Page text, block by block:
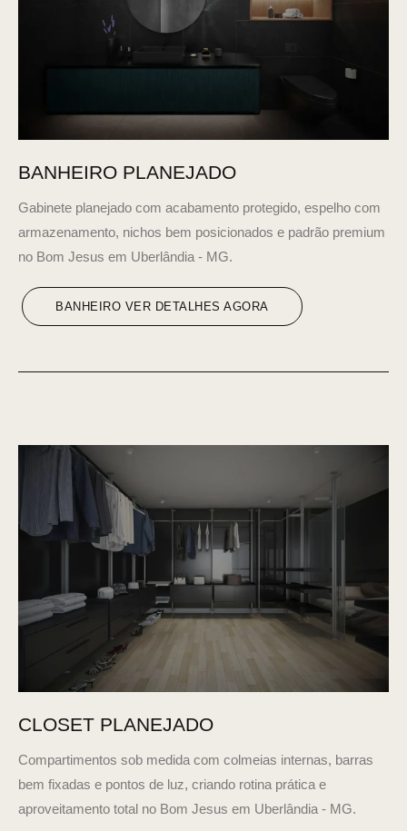
BANHEIRO PLANEJADO
Gabinete planejado com acabamento protegido, espelho com
armazenamento, nichos bem posicionados e padrão premium
no Bom Jesus em Uberlândia - MG.
BANHEIRO VER DETALHES AGORA
CLOSET PLANEJADO
Compartimentos sob medida com colmeias internas, barras
bem fixadas e pontos de luz, criando rotina prática e
aproveitamento total no Bom Jesus em Uberlândia - MG.